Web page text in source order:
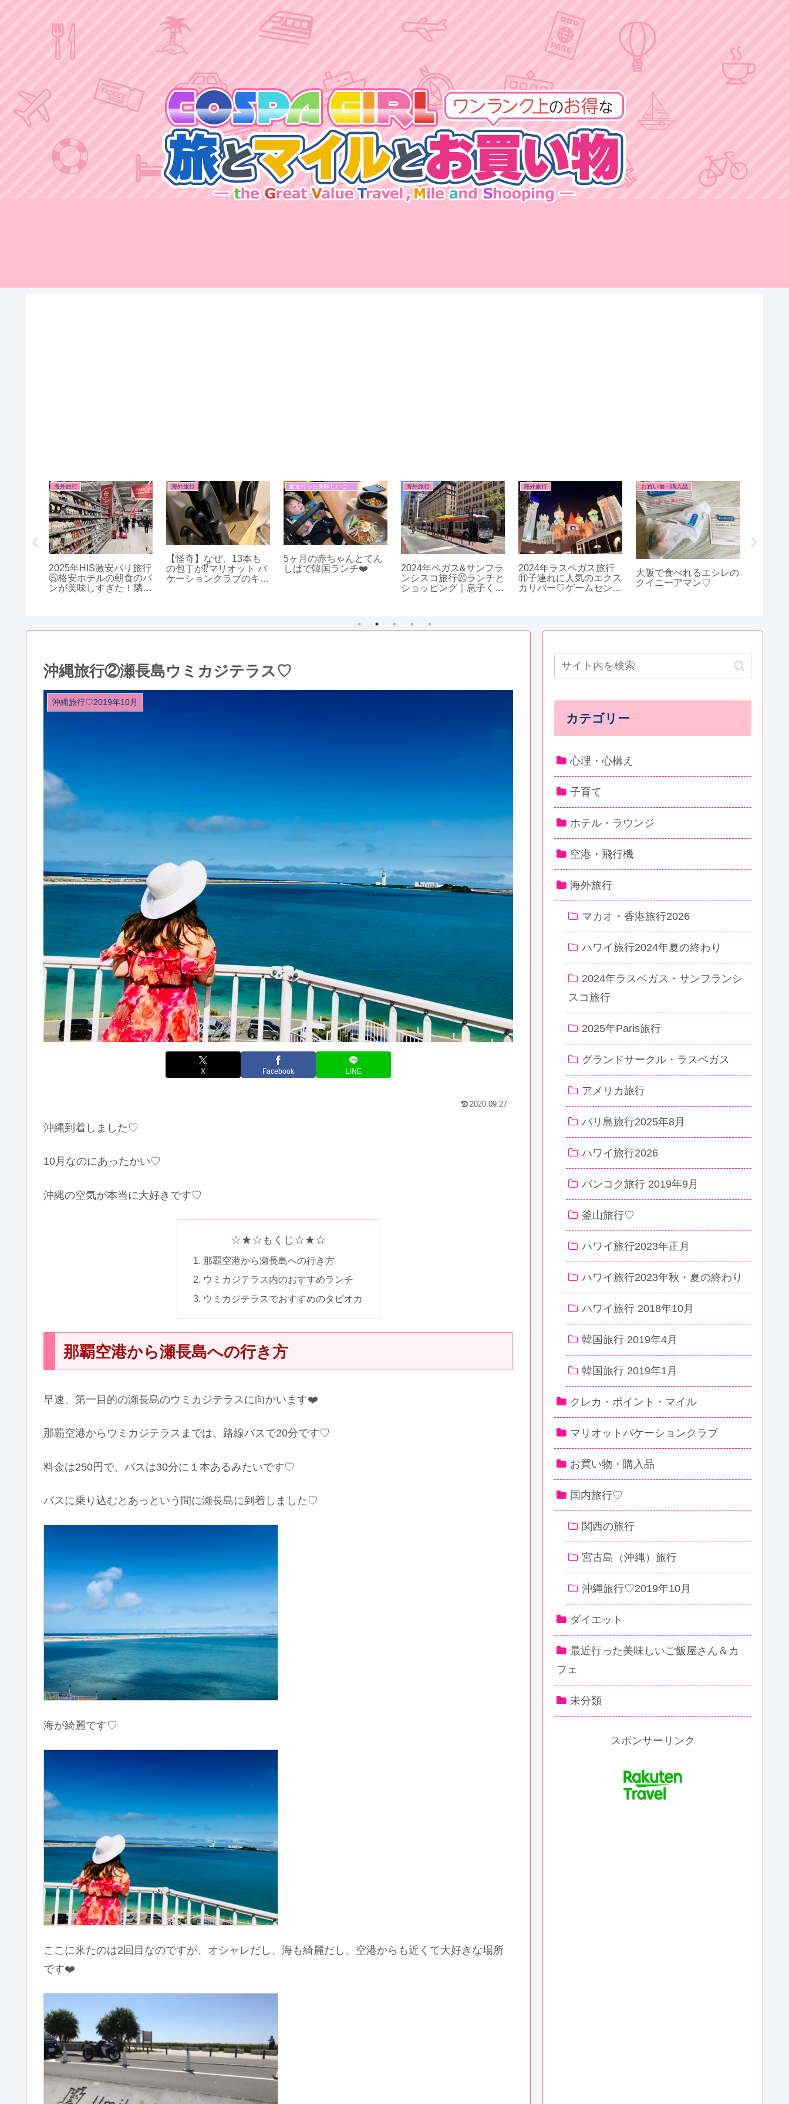
海外旅行
2025年HIS激安パリ旅行
⑤格安ホテルの朝食のパ
ンが美味しすぎた！隣接
海外旅行
【怪奇】なぜ、13本も
の包丁が⁉︎マリオット バ
ケーションクラブのキッ
最近行った美味しいご飯屋さん＆カフェ
5ヶ月の赤ちゃんとてん
しばで韓国ランチ❤️
海外旅行
2024年ベガス&サンフラ
ンシスコ旅行㉔ランチと
ショッピング｜息子くん
海外旅行
2024年ラスベガス旅行
⑪子連れに人気のエクス
カリバー♡ゲームセンタ
お買い物・購入品
大阪で食べれるエシレの
クイニーアマン♡
沖縄旅行②瀬長島ウミカジテラス♡
沖縄旅行♡2019年10月
X Facebook LINE
2020.09.27
沖縄到着しました♡
10月なのにあったかい♡
沖縄の空気が本当に大好きです♡
☆★☆もくじ☆★☆
那覇空港から瀬長島への行き方
ウミカジテラス内のおすすめランチ
ウミカジテラスでおすすめのタピオカ
那覇空港から瀬長島への行き方
早速、第一目的の瀬長島のウミカジテラスに向かいます❤️
那覇空港からウミカジテラスまでは、路線バスで20分です♡
料金は250円で、バスは30分に１本あるみたいです♡
バスに乗り込むとあっという間に瀬長島に到着しました♡
海が綺麗です♡
ここに来たのは2回目なのですが、オシャレだし、海も綺麗だし、空港からも近くて大好きな場所
です❤️
カテゴリー
心理・心構え
子育て
ホテル・ラウンジ
空港・飛行機
海外旅行
マカオ・香港旅行2026
ハワイ旅行2024年夏の終わり
2024年ラスベガス・サンフランシ
スコ旅行
2025年Paris旅行
グランドサークル・ラスベガス
アメリカ旅行
バリ島旅行2025年8月
ハワイ旅行2026
バンコク旅行 2019年9月
釜山旅行♡
ハワイ旅行2023年正月
ハワイ旅行2023年秋・夏の終わり
ハワイ旅行 2018年10月
韓国旅行 2019年4月
韓国旅行 2019年1月
クレカ・ポイント・マイル
マリオットバケーションクラブ
お買い物・購入品
国内旅行♡
関西の旅行
宮古島（沖縄）旅行
沖縄旅行♡2019年10月
ダイエット
最近行った美味しいご飯屋さん＆カ
フェ
未分類
スポンサーリンク